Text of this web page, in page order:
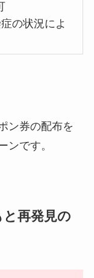
の状況によ
ン券の配布を
ンです。
再発見の